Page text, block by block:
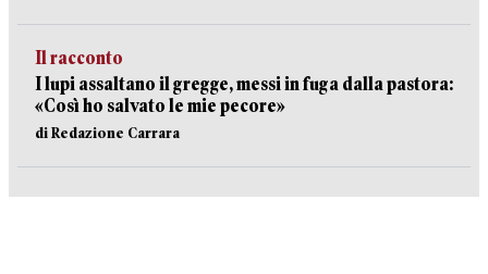
Il racconto
I lupi assaltano il gregge, messi in fuga dalla pastora:
«Così ho salvato le mie pecore»
di Redazione Carrara